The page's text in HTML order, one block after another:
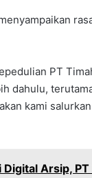
PT
dahulu,
kami
Arsip,